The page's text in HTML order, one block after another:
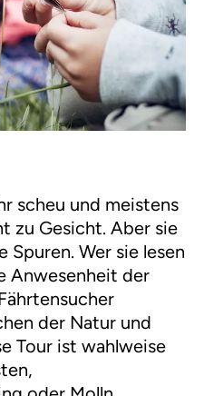
scheu und meistens
zu Gesicht. Aber sie
Spuren. Wer sie lesen
Anwesenheit der
der Natur und
Tour ist wahlweise